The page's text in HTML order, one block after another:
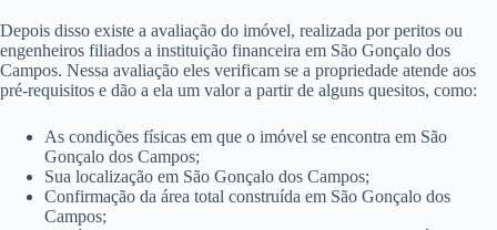
Depois disso existe a avaliação do imóvel, realizada por peritos ou
engenheiros filiados a instituição financeira em São Gonçalo dos
Campos. Nessa avaliação eles verificam se a propriedade atende aos
pré-requisitos e dão a ela um valor a partir de alguns quesitos, como:
As condições físicas em que o imóvel se encontra em São
Gonçalo dos Campos;
Sua localização em São Gonçalo dos Campos;
Confirmação da área total construída em São Gonçalo dos
Campos;